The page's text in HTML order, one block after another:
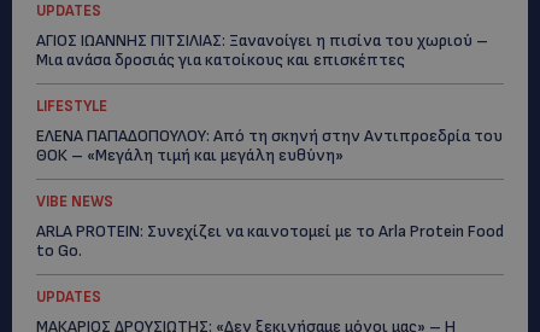
UPDATES
ΑΓΙΟΣ ΙΩΑΝΝΗΣ ΠΙΤΣΙΛΙΑΣ: Ξανανοίγει η πισίνα του χωριού –
Μια ανάσα δροσιάς για κατοίκους και επισκέπτες
LIFESTYLE
ΕΛΕΝΑ ΠΑΠΑΔΟΠΟΥΛΟΥ: Από τη σκηνή στην Αντιπροεδρία του
ΘΟΚ – «Μεγάλη τιμή και μεγάλη ευθύνη»
VIBE NEWS
ARLA PROTEIN: Συνεχίζει να καινοτομεί με το Arla Protein Food
to Go.
UPDATES
ΜΑΚΑΡΙΟΣ ΔΡΟΥΣΙΩΤΗΣ: «Δεν ξεκινήσαμε μόνοι μας» – Η